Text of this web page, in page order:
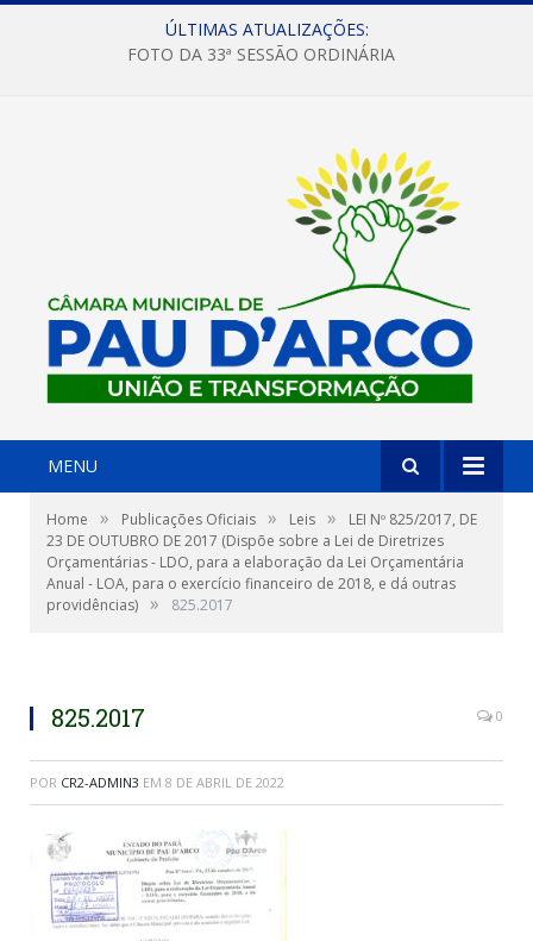
ÚLTIMAS ATUALIZAÇÕES:
FOTO DA 33ª SESSÃO ORDINÁRIA
MENU
Home » Publicações Oficiais » Leis »
LEI Nº 825/2017, DE
23 DE OUTUBRO DE 2017 (Dispõe sobre a Lei de Diretrizes
Orçamentárias - LDO, para a elaboração da Lei Orçamentária
Anual - LOA, para o exercício financeiro de 2018, e dá outras
providências) » 825.2017
825.2017 0
POR CR2-ADMIN3 EM 8 DE ABRIL DE 2022